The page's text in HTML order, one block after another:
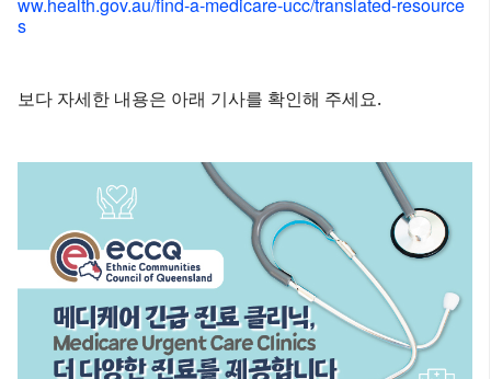
s
보다 자세한 내용은 아래 기사를 확인해 주세요.